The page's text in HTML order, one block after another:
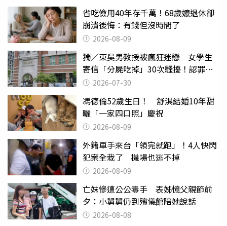
省吃儉用40年存千萬！68歲嬤退休卻
崩潰後悔：有錢但沒時間了
2026-08-09
獨／東吳男教授被瘋狂迷戀 女學生
寄信「分屍吃掉」30次騷擾！認罪免
關 2026-07-30
馮德倫52歲生日！ 舒淇結婚10年甜
曬「一家四口照」慶祝
2026-08-09
外籍車手來台「領完就跑」！4人快閃
犯案全栽了 機場也逃不掉
2026-08-09
亡妹慘遭公公毒手 表姊憶父親節前
夕：小舅舅仍到殯儀館陪她說話
2026-08-08